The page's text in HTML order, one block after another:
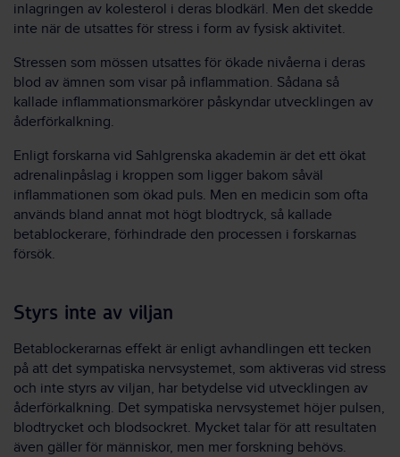
inlagringen av kolesterol i deras blodkärl. Men det skedde
inte när de utsattes för stress i form av fysisk aktivitet.
Stressen som mössen utsattes för ökade nivåerna i deras
blod av ämnen som visar på inflammation. Sådana så
kallade inflammationsmarkörer påskyndar utvecklingen av
åderförkalkning.
Enligt forskarna vid Sahlgrenska akademin är det ett ökat
adrenalinpåslag i kroppen som ligger bakom såväl
inflammationen som ökad puls. Men en medicin som ofta
används bland annat mot högt blodtryck, så kallade
betablockerare, förhindrade den processen i forskarnas
försök.
Styrs inte av viljan
Betablockerarnas effekt är enligt avhandlingen ett tecken
på att det sympatiska nervsystemet, som aktiveras vid stress
och inte styrs av viljan, har betydelse vid utvecklingen av
åderförkalkning. Det sympatiska nervsystemet höjer pulsen,
blodtrycket och blodsockret. Mycket talar för att resultaten
även gäller för människor, men mer forskning behövs.